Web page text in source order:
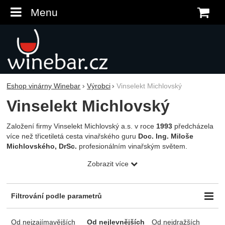
Menu
Eshop vinárny Winebar Výrobci Vinselekt Michlovský
Vinselekt Michlovský
Založení firmy Vinselekt Michlovský a.s. v roce 1993 předcházela
více než třicetiletá cesta vinařského guru Doc. Ing. Miloše
Michlovského, DrSc. profesionálním vinařským světem.
Vinařství obhospodařuje cca125 havlastních vinic
kategorií vinařských soutěží doma i v zahraničí a na jaře 2010
získává historicky
první ocenění Vinařství roku 2009
Zobrazit více
Filtrování podle parametrů
-
Odrůda
Agni
Obsah zbytkového cukru
suché
Od nejzajímavějších Od nejlevnějších
Od nejdražších